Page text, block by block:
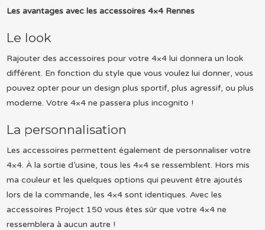
Les avantages avec les accessoires 4×4 Rennes
Le look
Rajouter des accessoires pour votre 4×4 lui donnera un look
différent. En fonction du style que vous voulez lui donner, vous
pouvez opter pour un design plus sportif, plus agressif, ou plus
moderne. Votre 4×4 ne passera plus incognito !
La personnalisation
Les accessoires permettent également de personnaliser votre
4×4. À la sortie d’usine, tous les 4×4 se ressemblent. Hors mis
ma couleur et les quelques options qui peuvent être ajoutés
lors de la commande, les 4×4 sont identiques. Avec les
accessoires Project 150 vous êtes sûr que votre 4×4 ne
ressemblera à aucun autre !